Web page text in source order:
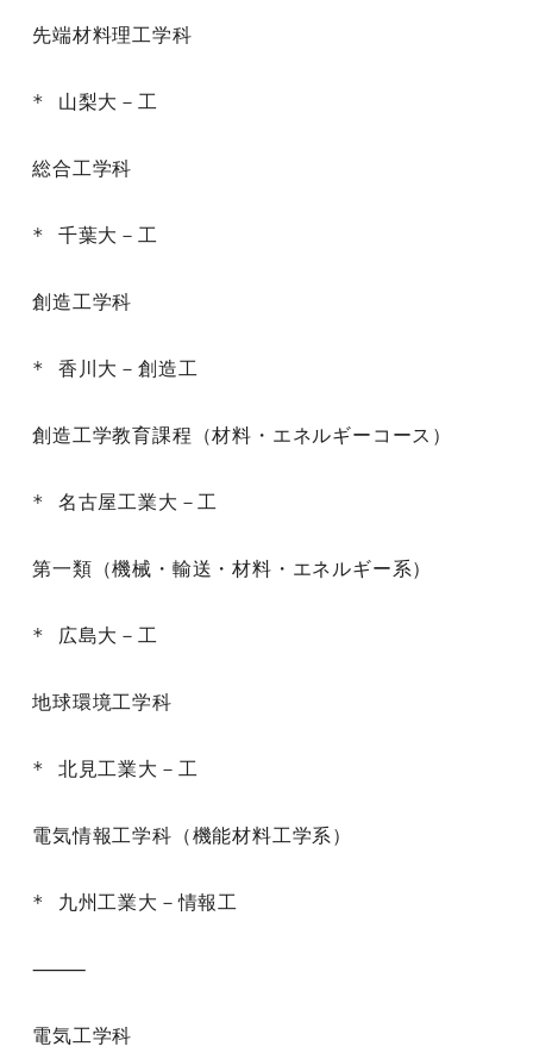
先端材料理工学科
* 山梨大－工
総合工学科
* 千葉大－工
創造工学科
* 香川大－創造工
創造工学教育課程（材料・エネルギーコース）
* 名古屋工業大－工
第一類（機械・輸送・材料・エネルギー系）
* 広島大－工
地球環境工学科
* 北見工業大－工
電気情報工学科（機能材料工学系）
* 九州工業大－情報工
⸻
電気工学科